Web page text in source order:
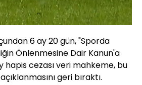
6 ay 20 gün, "Sporda
Önlenmesine Dair Kanun'a
hapis cezası veri mahkeme, bu
geri bıraktı.